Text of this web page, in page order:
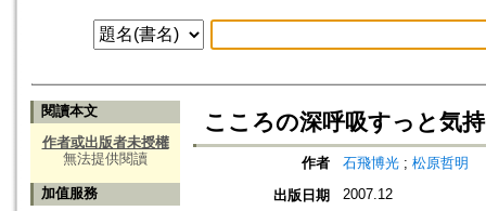
閱讀本文
作者或出版者未授權
無法提供閱讀
加值服務
こころの深呼吸すっと気
作者 石飛博光 ; 松原哲明
出版日期
2007.12